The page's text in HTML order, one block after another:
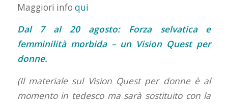
Maggiori info qui
Dal 7 al 20 agosto: Forza selvatica e
femminilità morbida – un Vision Quest per
donne.
(Il materiale sul Vision Quest per donne è al
momento in tedesco ma sarà sostituito con la